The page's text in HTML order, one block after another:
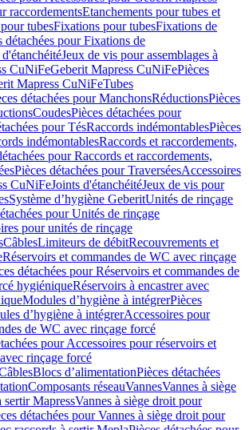
raccordementsEtanchements pour tubes et
tubesFixations pour tubesFixations de
détachées pour Fixations de
Jeux de vis pour assemblages à
CuNiFeGeberit Mapress CuNiFePièces
Mapress CuNiFeTubes
détachées pour ManchonsRéductionsPièces
CoudesPièces détachées pour
pour TésRaccords indémontablesPièces
indémontablesRaccords et raccordements,
pour Raccords et raccordements,
Pièces détachées pour TraverséesAccessoires
CuNiFeJoints d'étanchéitéJeux de vis pour
Système d’hygiène GeberitUnités de rinçage
pour Unités de rinçage
pour unités de rinçage
CâblesLimiteurs de débitRecouvrements et
Réservoirs et commandes de WC avec rinçage
détachées pour Réservoirs et commandes de
hygiéniqueRéservoirs à encastrer avec
Modules d’hygiène à intégrerPièces
d’hygiène à intégrerAccessoires pour
de WC avec rinçage forcé
pour Accessoires pour réservoirs et
rinçage forcé
Blocs d’alimentationPièces détachées
Composants réseauVannesVannes à siège
sertir MapressVannes à siège droit pour
détachées pour Vannes à siège droit pour